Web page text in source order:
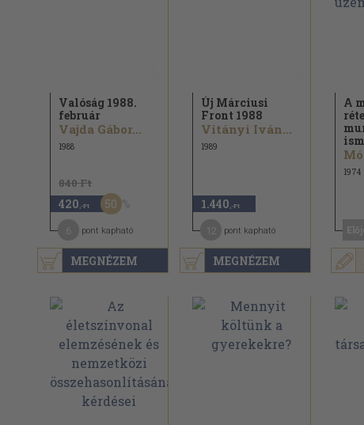
MEGNÉZEM
Valóság 1988.
február
Vajda Gábor...
1988
840 Ft
420 ,-Ft 50
pont kapható
MEGNÉZEM
Új Márciusi
Front 1988
Vitányi Iván...
1989
1.440 ,-Ft
pont kapható
A
1974